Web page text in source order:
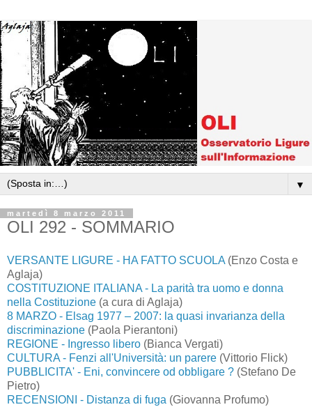
▼
martedì 8 marzo 2011
OLI 292 - SOMMARIO
VERSANTE LIGURE - HA FATTO SCUOLA (Enzo Costa e
Aglaja)
COSTITUZIONE ITALIANA - La parità tra uomo e donna
nella Costituzione (a cura di Aglaja)
8 MARZO - Elsag 1977 – 2007: la quasi invarianza della
discriminazione (Paola Pierantoni)
REGIONE - Ingresso libero (Bianca Vergati)
CULTURA - Fenzi all'Università: un parere (Vittorio Flick)
PUBBLICITA' - Eni, convincere od obbligare ? (Stefano De
Pietro)
RECENSIONI - Distanza di fuga (Giovanna Profumo)